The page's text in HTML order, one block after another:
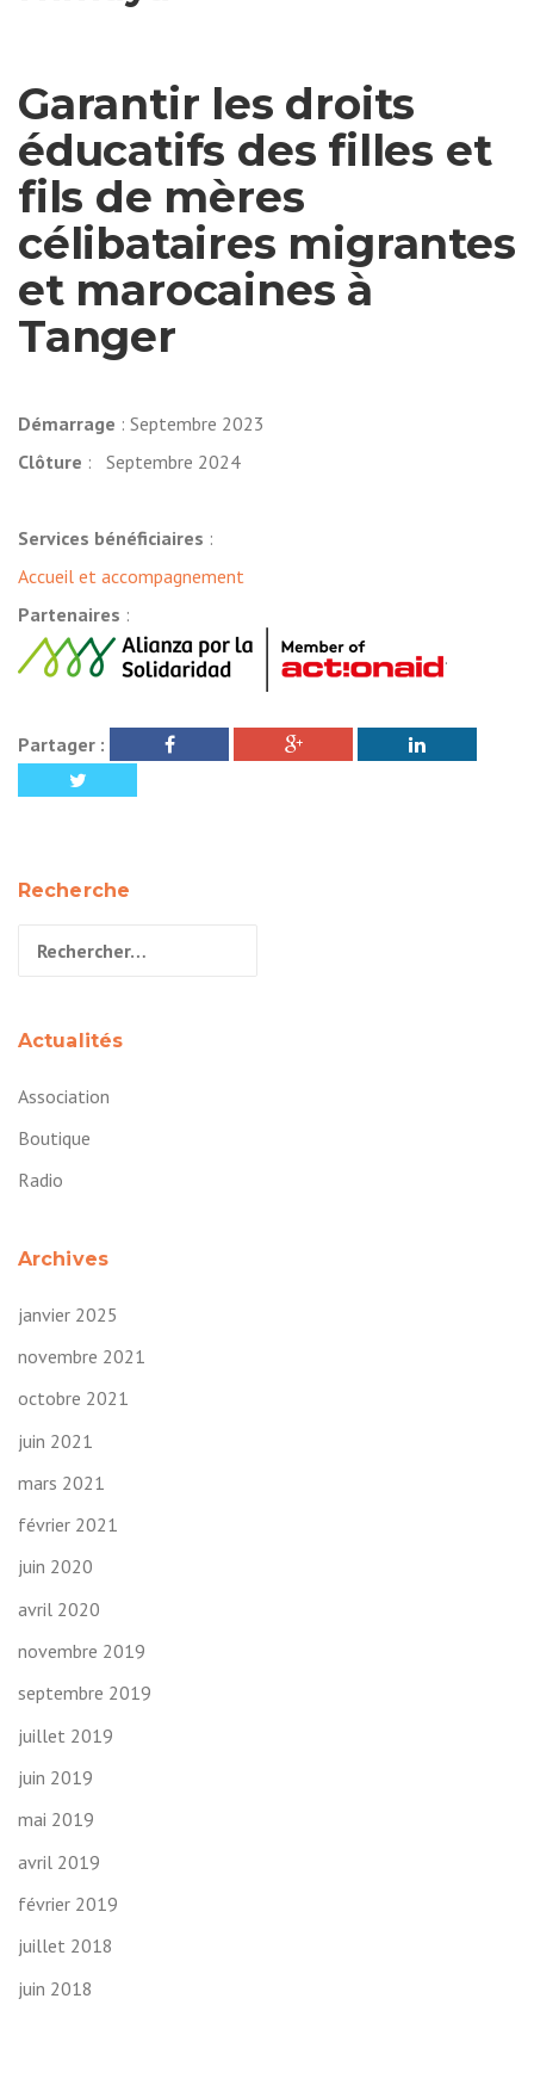
Garantir les droits
éducatifs des filles et
fils de mères
célibataires migrantes
et marocaines à
Tanger
Démarrage : Septembre 2023
Clôture : Septembre 2024
Services bénéficiaires :
Accueil et accompagnement
Partenaires :
.
Partager :
Recherche
Actualités
Association
Boutique
Radio
Archives
janvier 2025
novembre 2021
octobre 2021
juin 2021
mars 2021
février 2021
juin 2020
avril 2020
novembre 2019
septembre 2019
juillet 2019
juin 2019
mai 2019
avril 2019
février 2019
juillet 2018
juin 2018